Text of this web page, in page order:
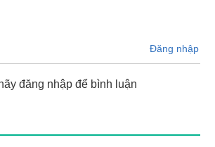
Đăng nhập
đăng nhập để bình luận